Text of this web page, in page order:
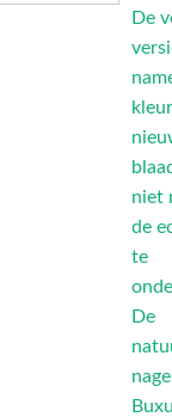
De
niet
de
te
De